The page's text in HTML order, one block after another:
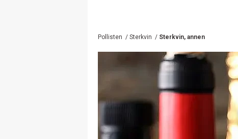
Pollisten / Sterkvin / Sterkvin, annen